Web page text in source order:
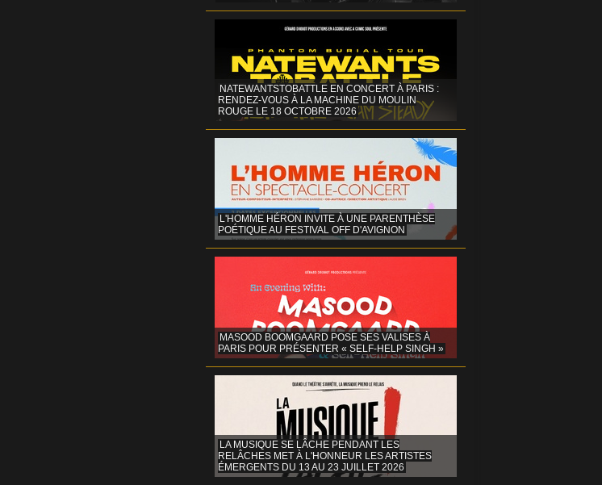
NATEWANTSTOBATTLE EN CONCERT À PARIS :
RENDEZ-VOUS À LA MACHINE DU MOULIN
ROUGE LE 18 OCTOBRE 2026
L'HOMME HÉRON INVITE À UNE PARENTHÈSE
POÉTIQUE AU FESTIVAL OFF D'AVIGNON
MASOOD BOOMGAARD POSE SES VALISES À
PARIS POUR PRÉSENTER « SELF-HELP SINGH »
LA MUSIQUE SE LÂCHE PENDANT LES
RELÂCHES MET À L'HONNEUR LES ARTISTES
ÉMERGENTS DU 13 AU 23 JUILLET 2026